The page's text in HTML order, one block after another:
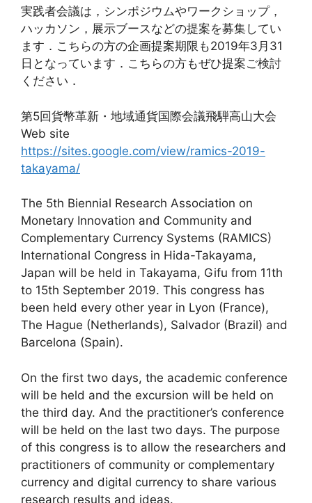
実践者会議は，シンポジウムやワークショップ，
ハッカソン，展示ブースなどの提案を募集してい
ます．こちらの方の企画提案期限も2019年3月31
日となっています．こちらの方もぜひ提案ご検討
ください．
第5回貨幣革新・地域通貨国際会議飛騨高山大会
Web site
https://sites.google.com/view/ramics-2019-
takayama/
The 5th Biennial Research Association on
Monetary Innovation and Community and
Complementary Currency Systems (RAMICS)
International Congress in Hida-Takayama,
Japan will be held in Takayama, Gifu from 11th
to 15th September 2019. This congress has
been held every other year in Lyon (France),
The Hague (Netherlands), Salvador (Brazil) and
Barcelona (Spain).
On the first two days, the academic conference
will be held and the excursion will be held on
the third day. And the practitioner’s conference
will be held on the last two days. The purpose
of this congress is to allow the researchers and
practitioners of community or complementary
currency and digital currency to share various
research results and ideas.